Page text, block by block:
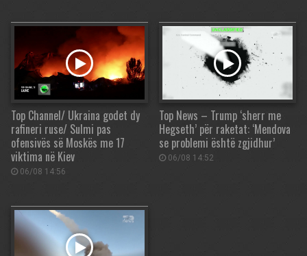
Top Channel/ Ukraina godet dy
rafineri ruse/ Sulmi pas
ofensivës së Moskës me 17
viktima në Kiev
06/08 14:56
Top News – Trump ‘sherr me
Hegseth’ për raketat: ‘Mendova
se problemi është zgjidhur’
06/08 14:52